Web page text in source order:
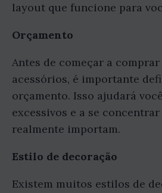
layout que funcione para
Orçamento
Antes de começar a comprar
acessórios, é importante
orçamento. Isso ajudará
excessivos e a se
realmente importam.
Estilo de decoração
Existem muitos estilos de